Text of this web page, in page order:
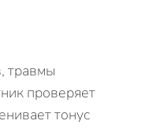
травмы
проверяет
тонус